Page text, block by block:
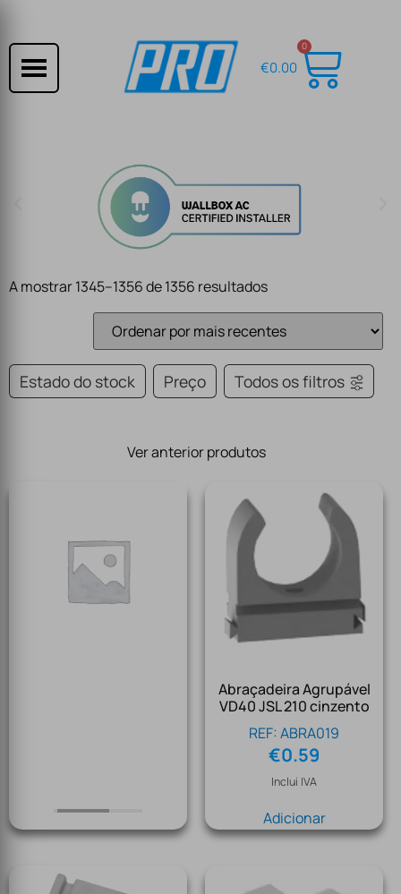
€0.00
0
A mostrar 1345–1356 de 1356 resultados
Estado do stock Preço Todos os filtros
Ver anterior produtos
Abraçadeira Agrupável
VD40 JSL 210 cinzento
REF: ABRA019
€0.59
Inclui IVA
Adicionar